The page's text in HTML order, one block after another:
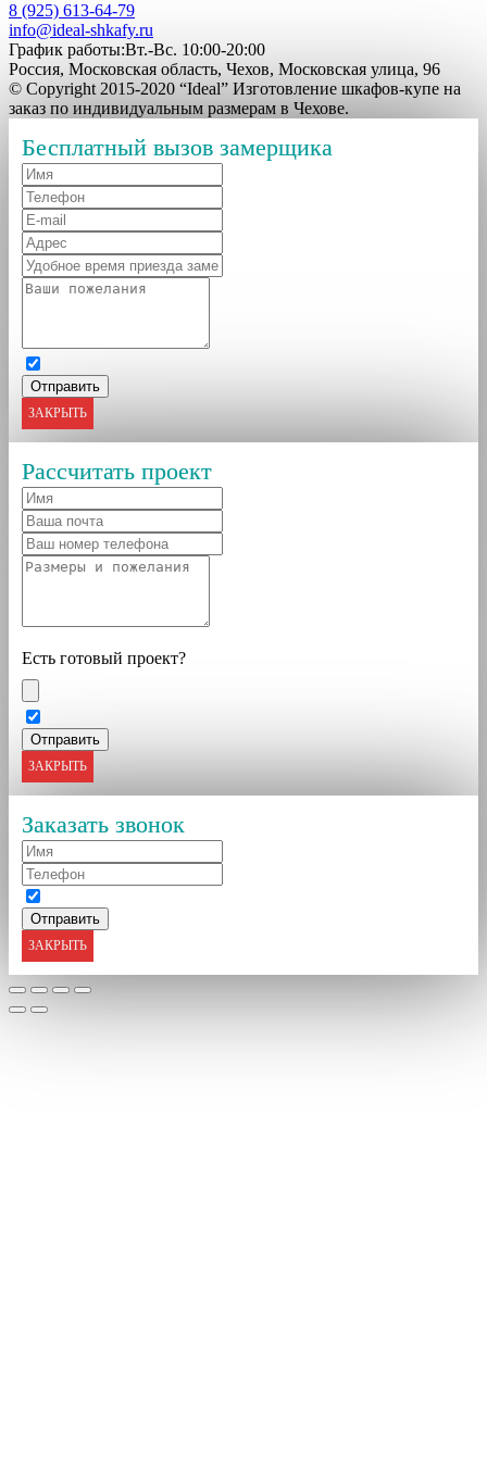
8 (925) 613-64-79
info@ideal-shkafy.ru
График работы:Вт.-Вс. 10:00-20:00
Россия, Московская область, Чехов, Московская улица, 96
© Copyright 2015-2020 “Ideal” Изготовление шкафов-купе на
заказ по индивидуальным размерам в Чехове.
Бесплатный вызов замерщика
ЗАКРЫТЬ
Рассчитать проект
Есть готовый проект?
ЗАКРЫТЬ
Заказать звонок
ЗАКРЫТЬ